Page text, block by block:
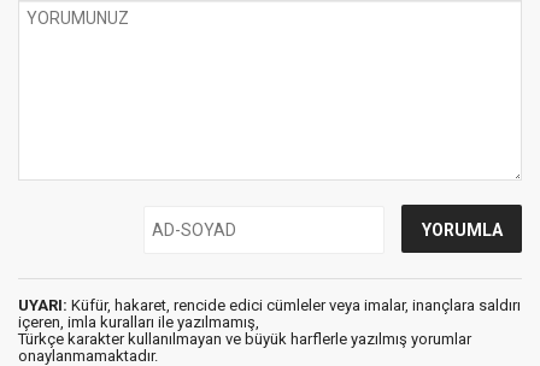
UYARI: Küfür, hakaret, rencide edici cümleler veya imalar, inançlara saldırı
içeren, imla kuralları ile yazılmamış,
Türkçe karakter kullanılmayan ve büyük harflerle yazılmış yorumlar
onaylanmamaktadır.